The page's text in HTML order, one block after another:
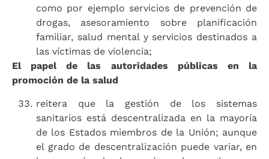
como por ejemplo servicios de prevención de
drogas, asesoramiento sobre planificación
familiar, salud mental y servicios destinados a
las víctimas de violencia;
El papel de las autoridades públicas en la
promoción de la salud
reitera que la gestión de los sistemas
sanitarios está descentralizada en la mayoría
de los Estados miembros de la Unión; aunque
el grado de descentralización puede variar, en